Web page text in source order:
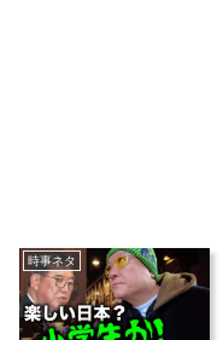
時事ネタ